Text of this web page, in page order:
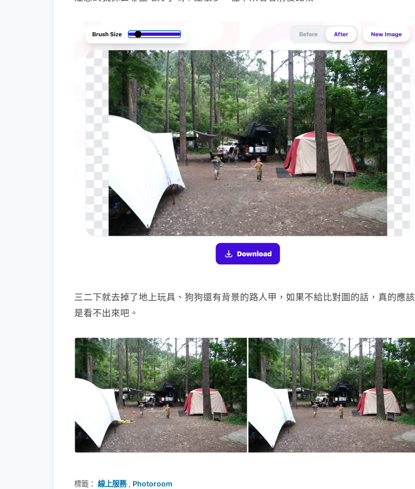
三二下就去掉了地上玩具、狗狗還有背景的路人甲，如果不給比對圖的話，真的應該
是看不出來吧。
標籤： 線上服務, Photoroom